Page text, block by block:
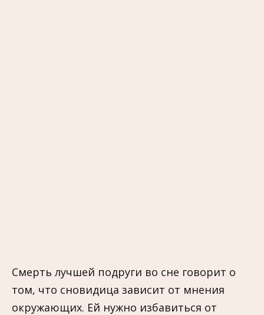
Смерть лучшей подруги во сне говорит о
том, что сновидица зависит от мнения
окружающих. Ей нужно избавиться от